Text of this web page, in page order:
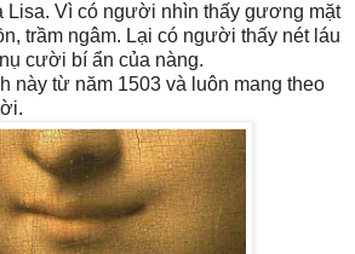
Lisa. Vì có người nhìn thấy gương mặt
trầm ngâm. Lại có người thấy nét láu
cười bí ẩn của nàng.
này từ năm 1503 và luôn mang theo